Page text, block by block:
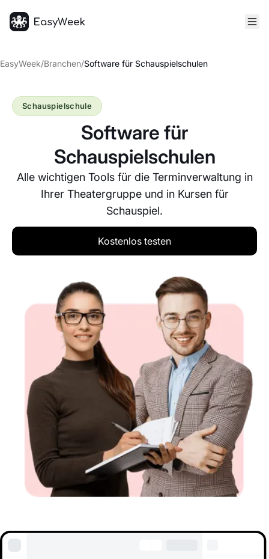
EasyWeek/Branchen/Software für Schauspielschulen
Software für
Schauspielschulen
Alle wichtigen Tools für die Terminverwaltung in
Ihrer Theatergruppe und in Kursen für
Schauspiel.
Schauspielschule
Kostenlos testen